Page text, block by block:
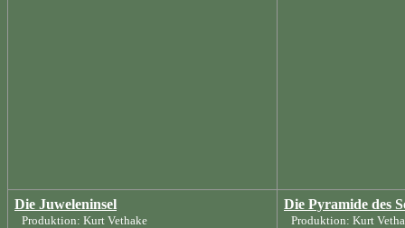
Die Juweleninsel
Produktion: Kurt Vethake
Die Pyramide des
Produktion: Kurt